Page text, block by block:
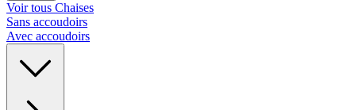
Voir tous Chaises
Sans accoudoirs
Avec accoudoirs